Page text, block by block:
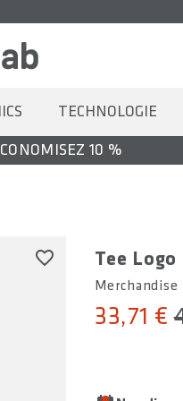
TECHNOLOGIE
10 %
Tee Logo
Merchandise
33,71 €